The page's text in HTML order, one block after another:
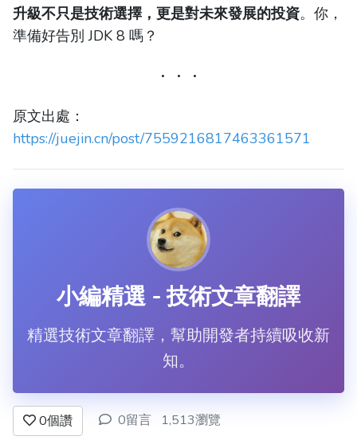
升級不只是技術選擇，更是對未來發展的投資。你，
準備好告別 JDK 8 嗎？
原文出處：
https://juejin.cn/post/7559216817463361571
小編精選 - 技術文章翻譯
精選技術文章翻譯，幫助開發者持續吸收新
知。
0個讚 0留言 1,513瀏覽